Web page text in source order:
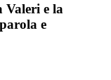
Valeri e la
e